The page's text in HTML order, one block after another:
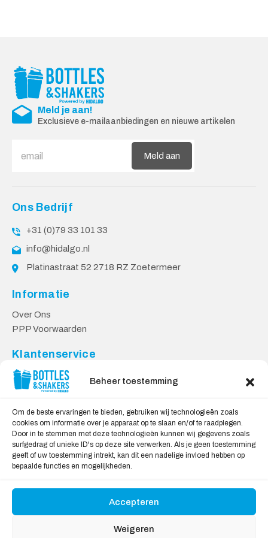
Beheer toestemming
Om de beste ervaringen te bieden, gebruiken wij technologieën zoals
cookies om informatie over je apparaat op te slaan en/of te raadplegen.
Door in te stemmen met deze technologieën kunnen wij gegevens zoals
surfgedrag of unieke ID's op deze site verwerken. Als je geen toestemming
geeft of uw toestemming intrekt, kan dit een nadelige invloed hebben op
bepaalde functies en mogelijkheden.
Accepteren
Weigeren
Meld je aan!
Exclusieve e-mailaanbiedingen en nieuwe artikelen
Meld aan
Ons Bedrijf
+31 (0)79 33 101 33
info@hidalgo.nl
Platinastraat 52 2718 RZ Zoetermeer
Informatie
Over Ons
PPP Voorwaarden
Klantenservice
Contact
Levering & Retourneren
Veilig Shoppen
My account
Winkelwagen